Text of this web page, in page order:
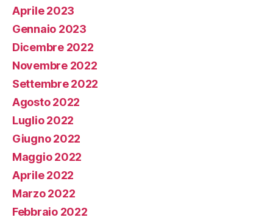
Aprile 2023
Gennaio 2023
Dicembre 2022
Novembre 2022
Settembre 2022
Agosto 2022
Luglio 2022
Giugno 2022
Maggio 2022
Aprile 2022
Marzo 2022
Febbraio 2022